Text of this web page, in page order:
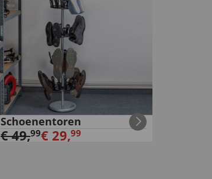
Schoenentoren
€49,99€ 29,99